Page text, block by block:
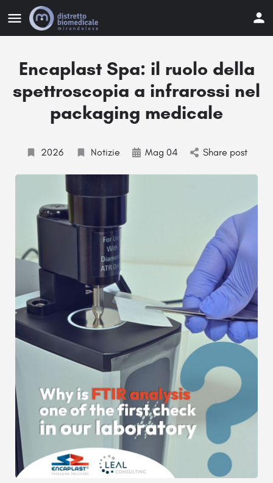
Encaplast Spa: il ruolo della
spettroscopia a infrarossi nel
packaging medicale
2026 Notizie Mag 04 Share post